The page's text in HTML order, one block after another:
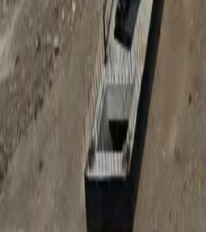
Anunțuri publice